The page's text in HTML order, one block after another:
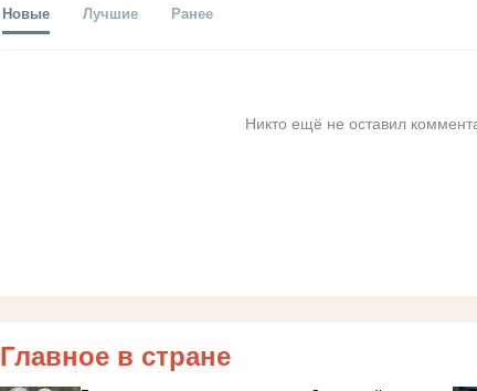
Новые Лучшие Ранее
Никто ещё не оставил
Главное в стране